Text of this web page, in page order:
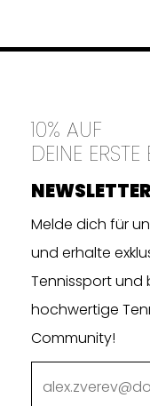
10% AUF
DEINE ERSTE
Melde dich für
und erhalte
Tennissport
hochwertige
Community!